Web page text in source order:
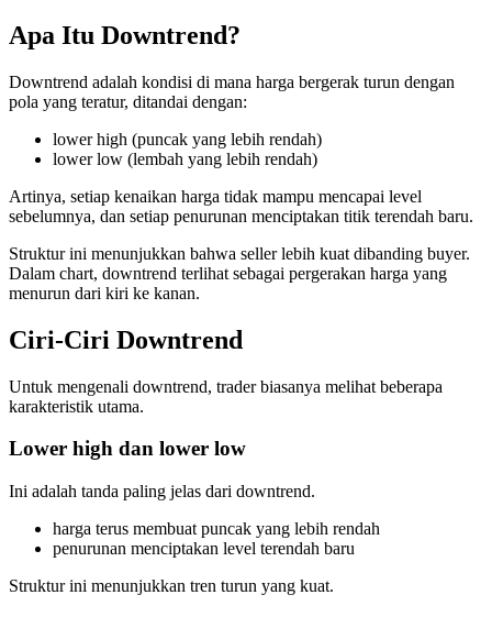
Apa Itu Downtrend?
Downtrend adalah kondisi di mana harga bergerak turun dengan
pola yang teratur, ditandai dengan:
lower high (puncak yang lebih rendah)
lower low (lembah yang lebih rendah)
Artinya, setiap kenaikan harga tidak mampu mencapai level
sebelumnya, dan setiap penurunan menciptakan titik terendah baru.
Struktur ini menunjukkan bahwa seller lebih kuat dibanding buyer.
Dalam chart, downtrend terlihat sebagai pergerakan harga yang
menurun dari kiri ke kanan.
Ciri-Ciri Downtrend
Untuk mengenali downtrend, trader biasanya melihat beberapa
karakteristik utama.
Lower high dan lower low
Ini adalah tanda paling jelas dari downtrend.
harga terus membuat puncak yang lebih rendah
penurunan menciptakan level terendah baru
Struktur ini menunjukkan tren turun yang kuat.